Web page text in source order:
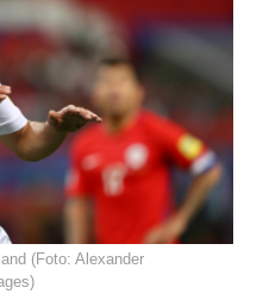
(Foto: Alexander